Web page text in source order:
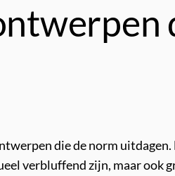
die de norm
verbluffend zijn, maar ook